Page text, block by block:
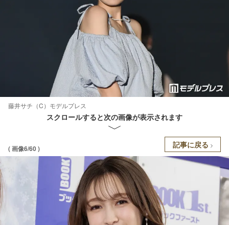
藤井サチ（C）モデルプレス
スクロールすると次の画像が表示されます
( 画像6/60 ) 記事に戻る